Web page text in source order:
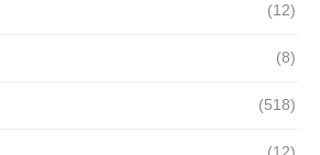
(12)
(8)
(518)